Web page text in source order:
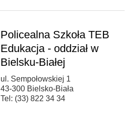
Policealna Szkoła TEB
Edukacja - oddział w
Bielsku-Białej
ul. Sempołowskiej 1
43-300 Bielsko-Biała
Tel: (33) 822 34 34